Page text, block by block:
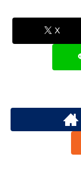
X